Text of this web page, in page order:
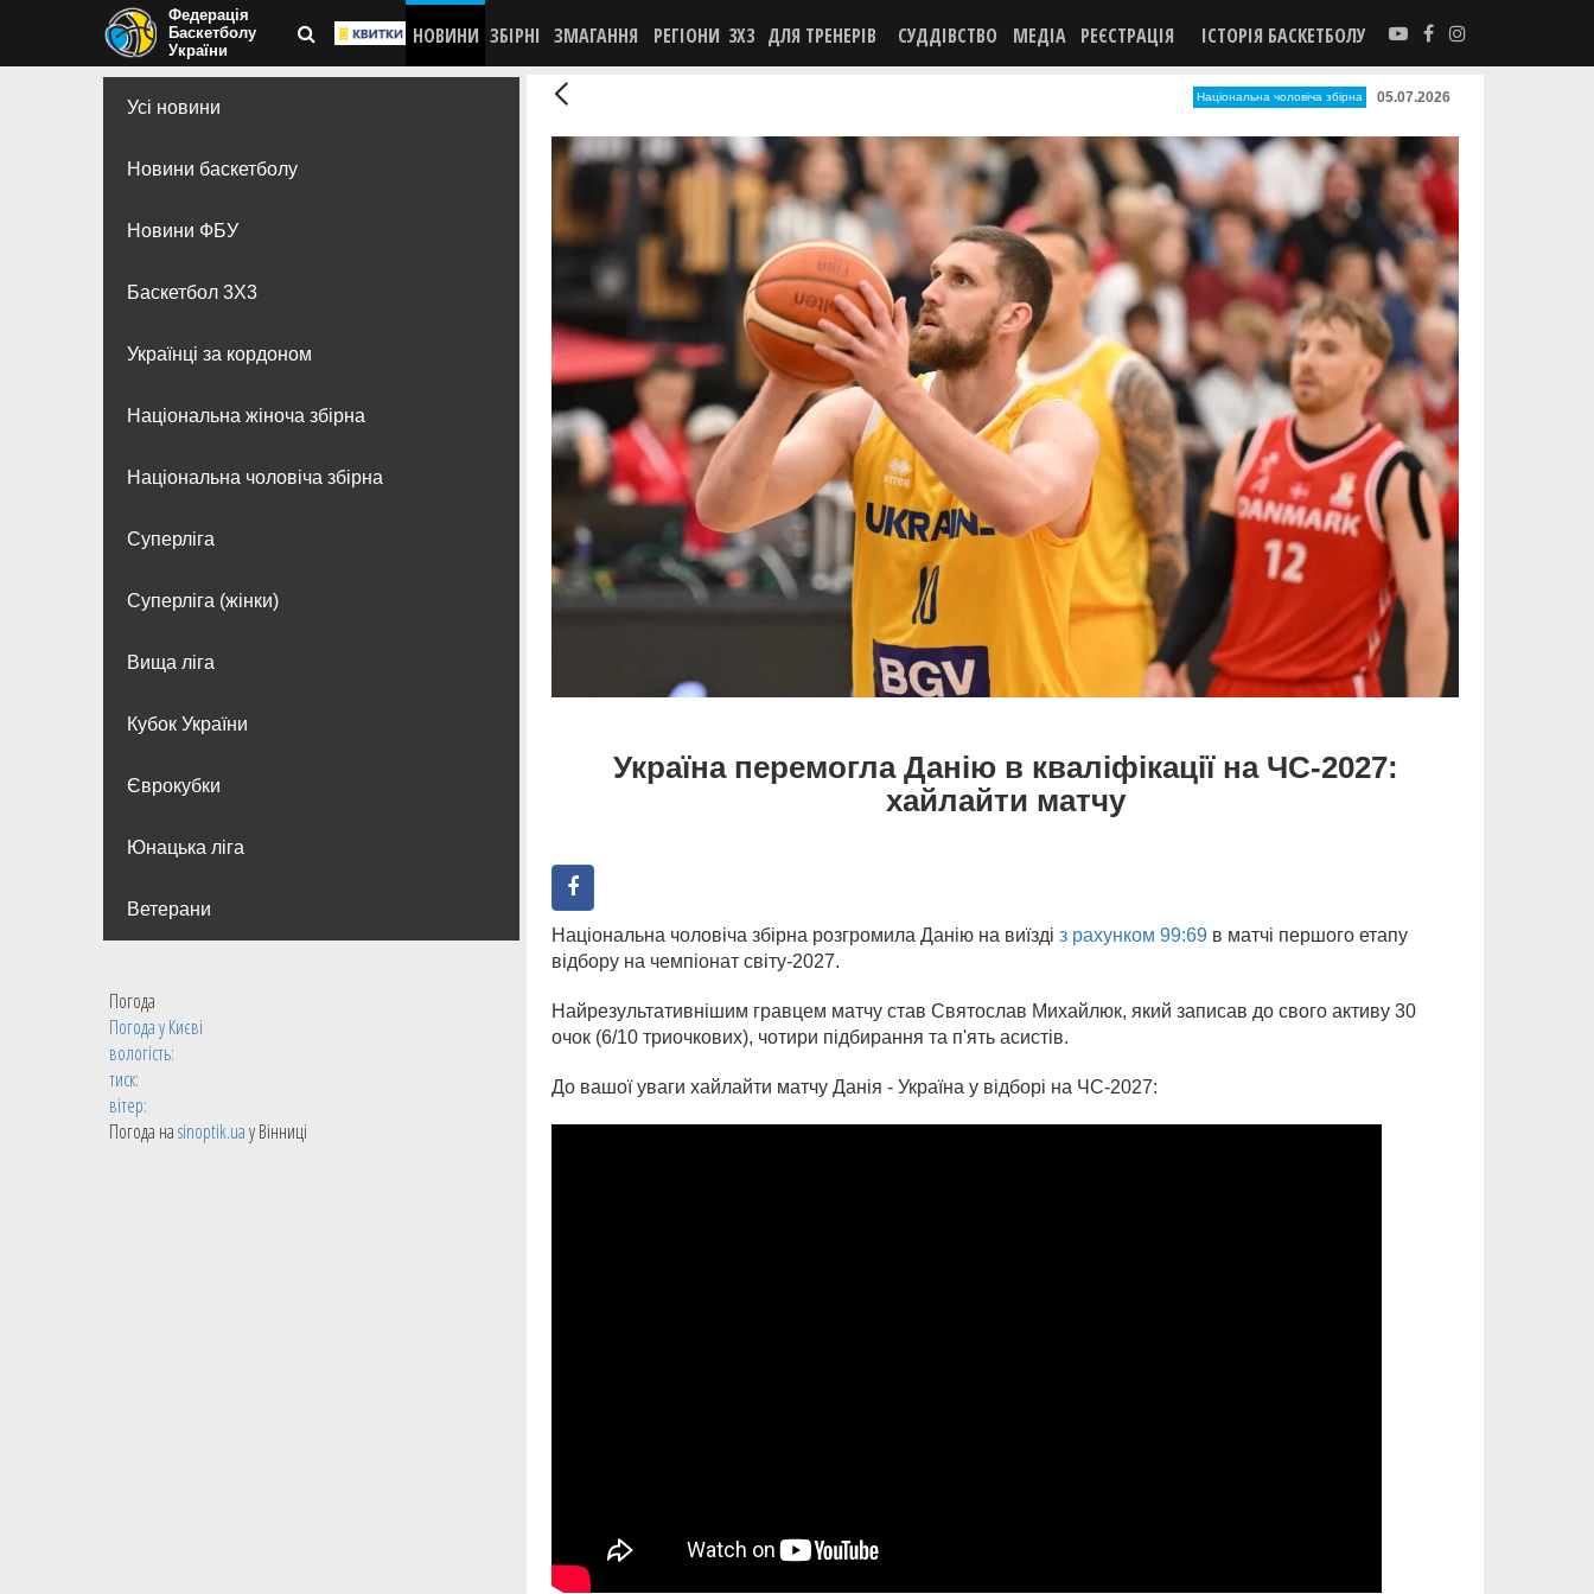
Федерація
Баскетболу
України
НОВИНИ ЗБІРНІ ЗМАГАННЯ РЕГІОНИ 3X3 ДЛЯ ТРЕНЕРІВ СУДДІВСТВО МЕДІА РЕЄСТРАЦІЯ ІСТОРІЯ БАСКЕТБОЛУ
Усі новини
Новини баскетболу
Новини ФБУ
Баскетбол 3Х3
Українці за кордоном
Національна жіноча збірна
Національна чоловіча збірна
Суперліга
Суперліга (жінки)
Вища лiга
Кубок України
Єврокубки
Юнацька ліга
Ветерани
Погода
Погода уКиєві
вологість:
тиск:
вітер:
Погода наsinoptik.uaу Вінниці
Національна чоловіча збірна 05.07.2026
Україна перемогла Данію в кваліфікації на ЧС-2027:
хайлайти матчу
Національна чоловіча збірна розгромила Данію на виїзді з рахунком 99:69 в матчі першого етапу
відбору на чемпіонат світу-2027.
Найрезультативнішим гравцем матчу став Святослав Михайлюк, який записав до свого активу 30
очок (6/10 триочкових), чотири підбирання та п'ять асистів.
До вашої уваги хайлайти матчу Данія - Україна у відборі на ЧС-2027: